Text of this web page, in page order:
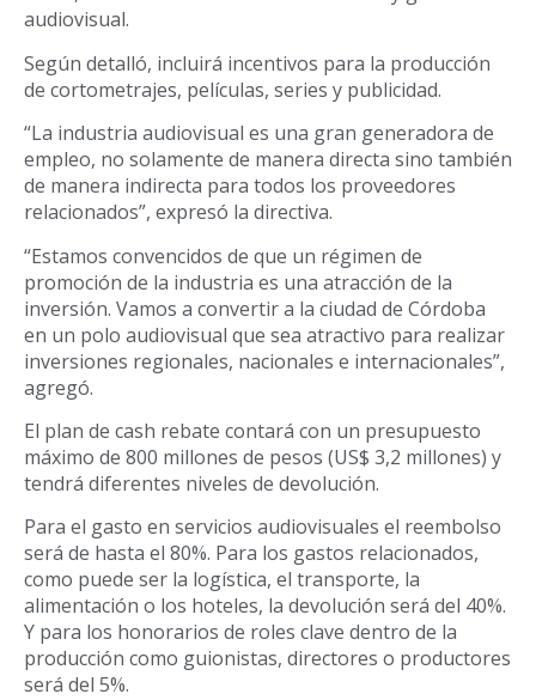
audiovisual.
Según detalló, incluirá incentivos para la producción
de cortometrajes, películas, series y publicidad.
“La industria audiovisual es una gran generadora de
empleo, no solamente de manera directa sino también
de manera indirecta para todos los proveedores
relacionados”, expresó la directiva.
“Estamos convencidos de que un régimen de
promoción de la industria es una atracción de la
inversión. Vamos a convertir a la ciudad de Córdoba
en un polo audiovisual que sea atractivo para realizar
inversiones regionales, nacionales e internacionales”,
agregó.
El plan de cash rebate contará con un presupuesto
máximo de 800 millones de pesos (US$ 3,2 millones) y
tendrá diferentes niveles de devolución.
Para el gasto en servicios audiovisuales el reembolso
será de hasta el 80%. Para los gastos relacionados,
como puede ser la logística, el transporte, la
alimentación o los hoteles, la devolución será del 40%.
Y para los honorarios de roles clave dentro de la
producción como guionistas, directores o productores
será del 5%.